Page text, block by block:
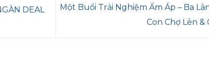
DEAL
Một Buổi Trải Nghiệm Ấm Áp – Ba
Con Chợ Lèn &